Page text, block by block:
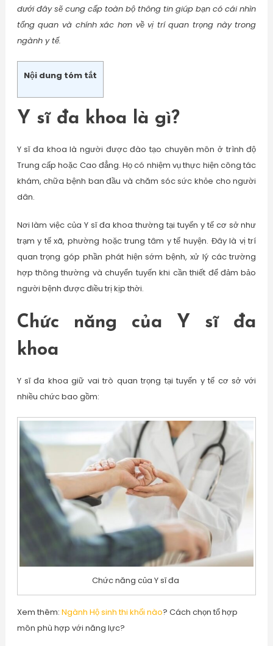
dưới đây sẽ cung cấp toàn bộ thông tin giúp bạn có cái nhìn
tổng quan và chính xác hơn về vị trí quan trọng này trong
ngành y tế.
Nội dung tóm tắt
Y sĩ đa khoa là gì?
Y sĩ đa khoa là người được đào tạo chuyên môn ở trình độ
Trung cấp hoặc Cao đẳng. Họ có nhiệm vụ thực hiện công tác
khám, chữa bệnh ban đầu và chăm sóc sức khỏe cho người
dân.
Nơi làm việc của Y sĩ đa khoa thường tại tuyến y tế cơ sở như
trạm y tế xã, phường hoặc trung tâm y tế huyện. Đây là vị trí
quan trọng góp phần phát hiện sớm bệnh, xử lý các trường
hợp thông thường và chuyển tuyến khi cần thiết để đảm bảo
người bệnh được điều trị kịp thời.
Chức năng của Y sĩ đa
khoa
Y sĩ đa khoa giữ vai trò quan trọng tại tuyến y tế cơ sở với
nhiều chức bao gồm:
Chức năng của Y sĩ đa
Xem thêm: Ngành Hộ sinh thi khối nào? Cách chọn tổ hợp
môn phù hợp với năng lực?